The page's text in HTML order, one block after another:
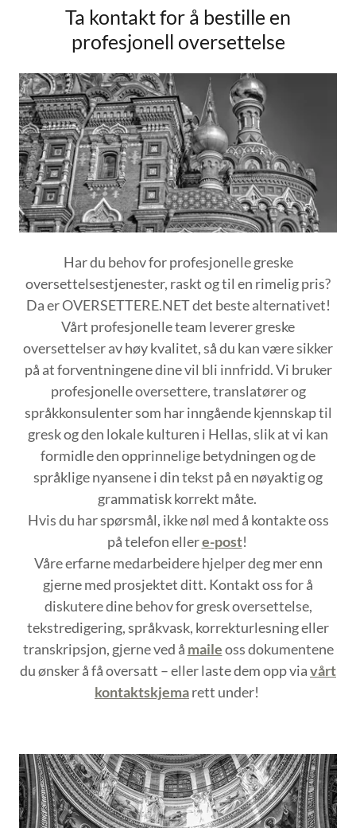
Ta kontakt for å bestille en
profesjonell oversettelse
Har du behov for profesjonelle greske
oversettelsestjenester, raskt og til en rimelig pris?
Da er OVERSETTERE.NET det beste alternativet!
Vårt profesjonelle team leverer greske
oversettelser av høy kvalitet, så du kan være sikker
på at forventningene dine vil bli innfridd. Vi bruker
profesjonelle oversettere, translatører og
språkkonsulenter som har inngående kjennskap til
gresk og den lokale kulturen i Hellas, slik at vi kan
formidle den opprinnelige betydningen og de
språklige nyansene i din tekst på en nøyaktig og
grammatisk korrekt måte.
Hvis du har spørsmål, ikke nøl med å kontakte oss
på telefon ellere-post!
Våre erfarne medarbeidere hjelper deg mer enn
gjerne med prosjektet ditt. Kontakt oss for å
diskutere dine behov for gresk oversettelse,
tekstredigering, språkvask, korrekturlesning eller
transkripsjon, gjerne ved å maileoss dokumentene
du ønsker å få oversatt – eller laste dem opp viavårt
kontaktskjemarett under!